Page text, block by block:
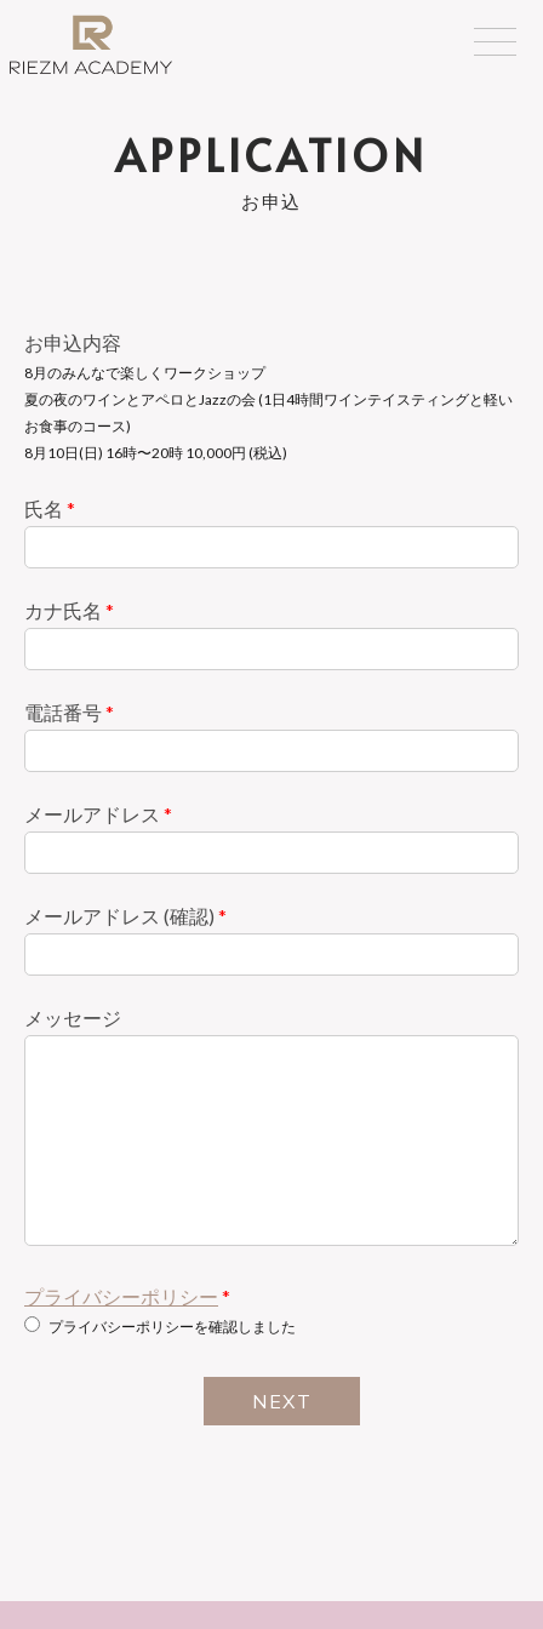
APPLICATION
お申込
お申込内容
8月のみんなで楽しくワークショップ
夏の夜のワインとアペロとJazzの会 (1日4時間ワインテイスティングと軽い
お食事のコース)
8月10日(日) 16時〜20時 10,000円 (税込)
氏名 *
カナ氏名 *
電話番号*
メールアドレス *
メールアドレス (確認) *
メッセージ
プライバシーポリシー *
プライバシーポリシーを確認しました